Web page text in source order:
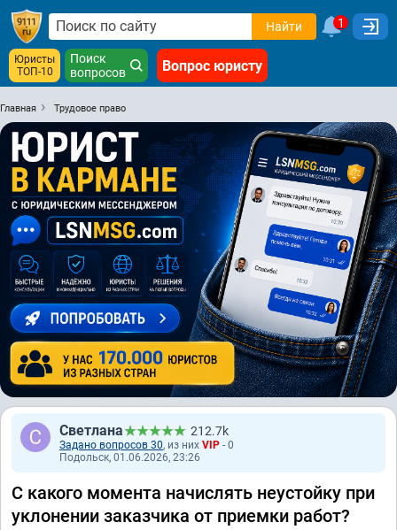
Найти 1
Юристы
ТОП-10
Поиск
вопросов
Вопрос юристу
Главная Трудовое право
Светлана 212.7k
Задано вопросов 30, из них VIP - 0
Подольск, 01.06.2026, 23:26
С какого момента начислять неустойку при
уклонении заказчика от приемки работ?